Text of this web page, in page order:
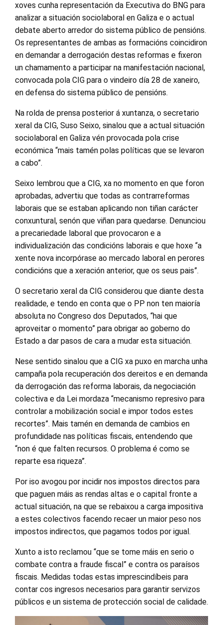
xoves cunha representación da Executiva do BNG para
analizar a situación sociolaboral en Galiza e o actual
debate aberto arredor do sistema público de pensións.
Os representantes de ambas as formacións coincidiron
en demandar a derrogación destas reformas e fixeron
un chamamento a participar na manifestación nacional,
convocada pola CIG para o vindeiro día 28 de xaneiro,
en defensa do sistema público de pensións.
Na rolda de prensa posterior á xuntanza, o secretario
xeral da CIG, Suso Seixo, sinalou que a actual situación
sociolaboral en Galiza vén provocada pola crise
económica “mais tamén polas políticas que se levaron
a cabo”.
Seixo lembrou que a CIG, xa no momento en que foron
aprobadas, advertiu que todas as contrarreformas
laborais que se estaban aplicando non tiñan carácter
conxuntural, senón que viñan para quedarse. Denunciou
a precariedade laboral que provocaron e a
individualización das condicións laborais e que hoxe “a
xente nova incorpórase ao mercado laboral en perores
condicións que a xeración anterior, que os seus pais”.
O secretario xeral da CIG considerou que diante desta
realidade, e tendo en conta que o PP non ten maioría
absoluta no Congreso dos Deputados, “hai que
aproveitar o momento” para obrigar ao goberno do
Estado a dar pasos de cara a mudar esta situación.
Nese sentido sinalou que a CIG xa puxo en marcha unha
campaña pola recuperación dos dereitos e en demanda
da derrogación das reforma laborais, da negociación
colectiva e da Lei mordaza “mecanismo represivo para
controlar a mobilización social e impor todos estes
recortes”. Mais tamén en demanda de cambios en
profundidade nas políticas fiscais, entendendo que
“non é que falten recursos. O problema é como se
reparte esa riqueza”.
Por iso avogou por incidir nos impostos directos para
que paguen máis as rendas altas e o capital fronte a
actual situación, na que se rebaixou a carga impositiva
a estes colectivos facendo recaer un maior peso nos
impostos indirectos, que pagamos todos por igual.
Xunto a isto reclamou “que se tome máis en serio o
combate contra a fraude fiscal” e contra os paraísos
fiscais. Medidas todas estas imprescindíbeis para
contar cos ingresos necesarios para garantir servizos
públicos e un sistema de protección social de calidade.